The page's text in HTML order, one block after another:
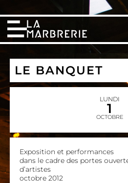
LE BANQUET
LUNDI
1
OCTOBRE
Exposition et performances
dans le cadre des portes
d’artistes
octobre 2012